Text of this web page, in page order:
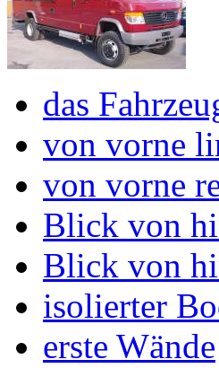
das
von vorne
von vorne
Blick von
Blick von
isolierter
erste Wände